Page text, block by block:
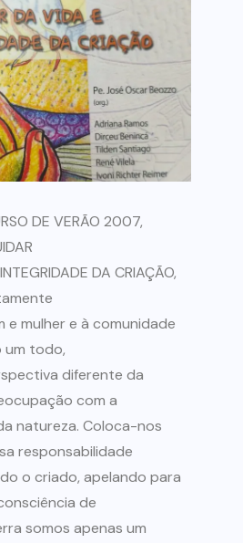
DE VERÃO 2007,
DA CRIAÇÃO,
e mulher e à comunidade
um todo,
diferente da
com a
natureza. Coloca-nos
responsabilidade
o criado, apelando para
de
somos apenas um